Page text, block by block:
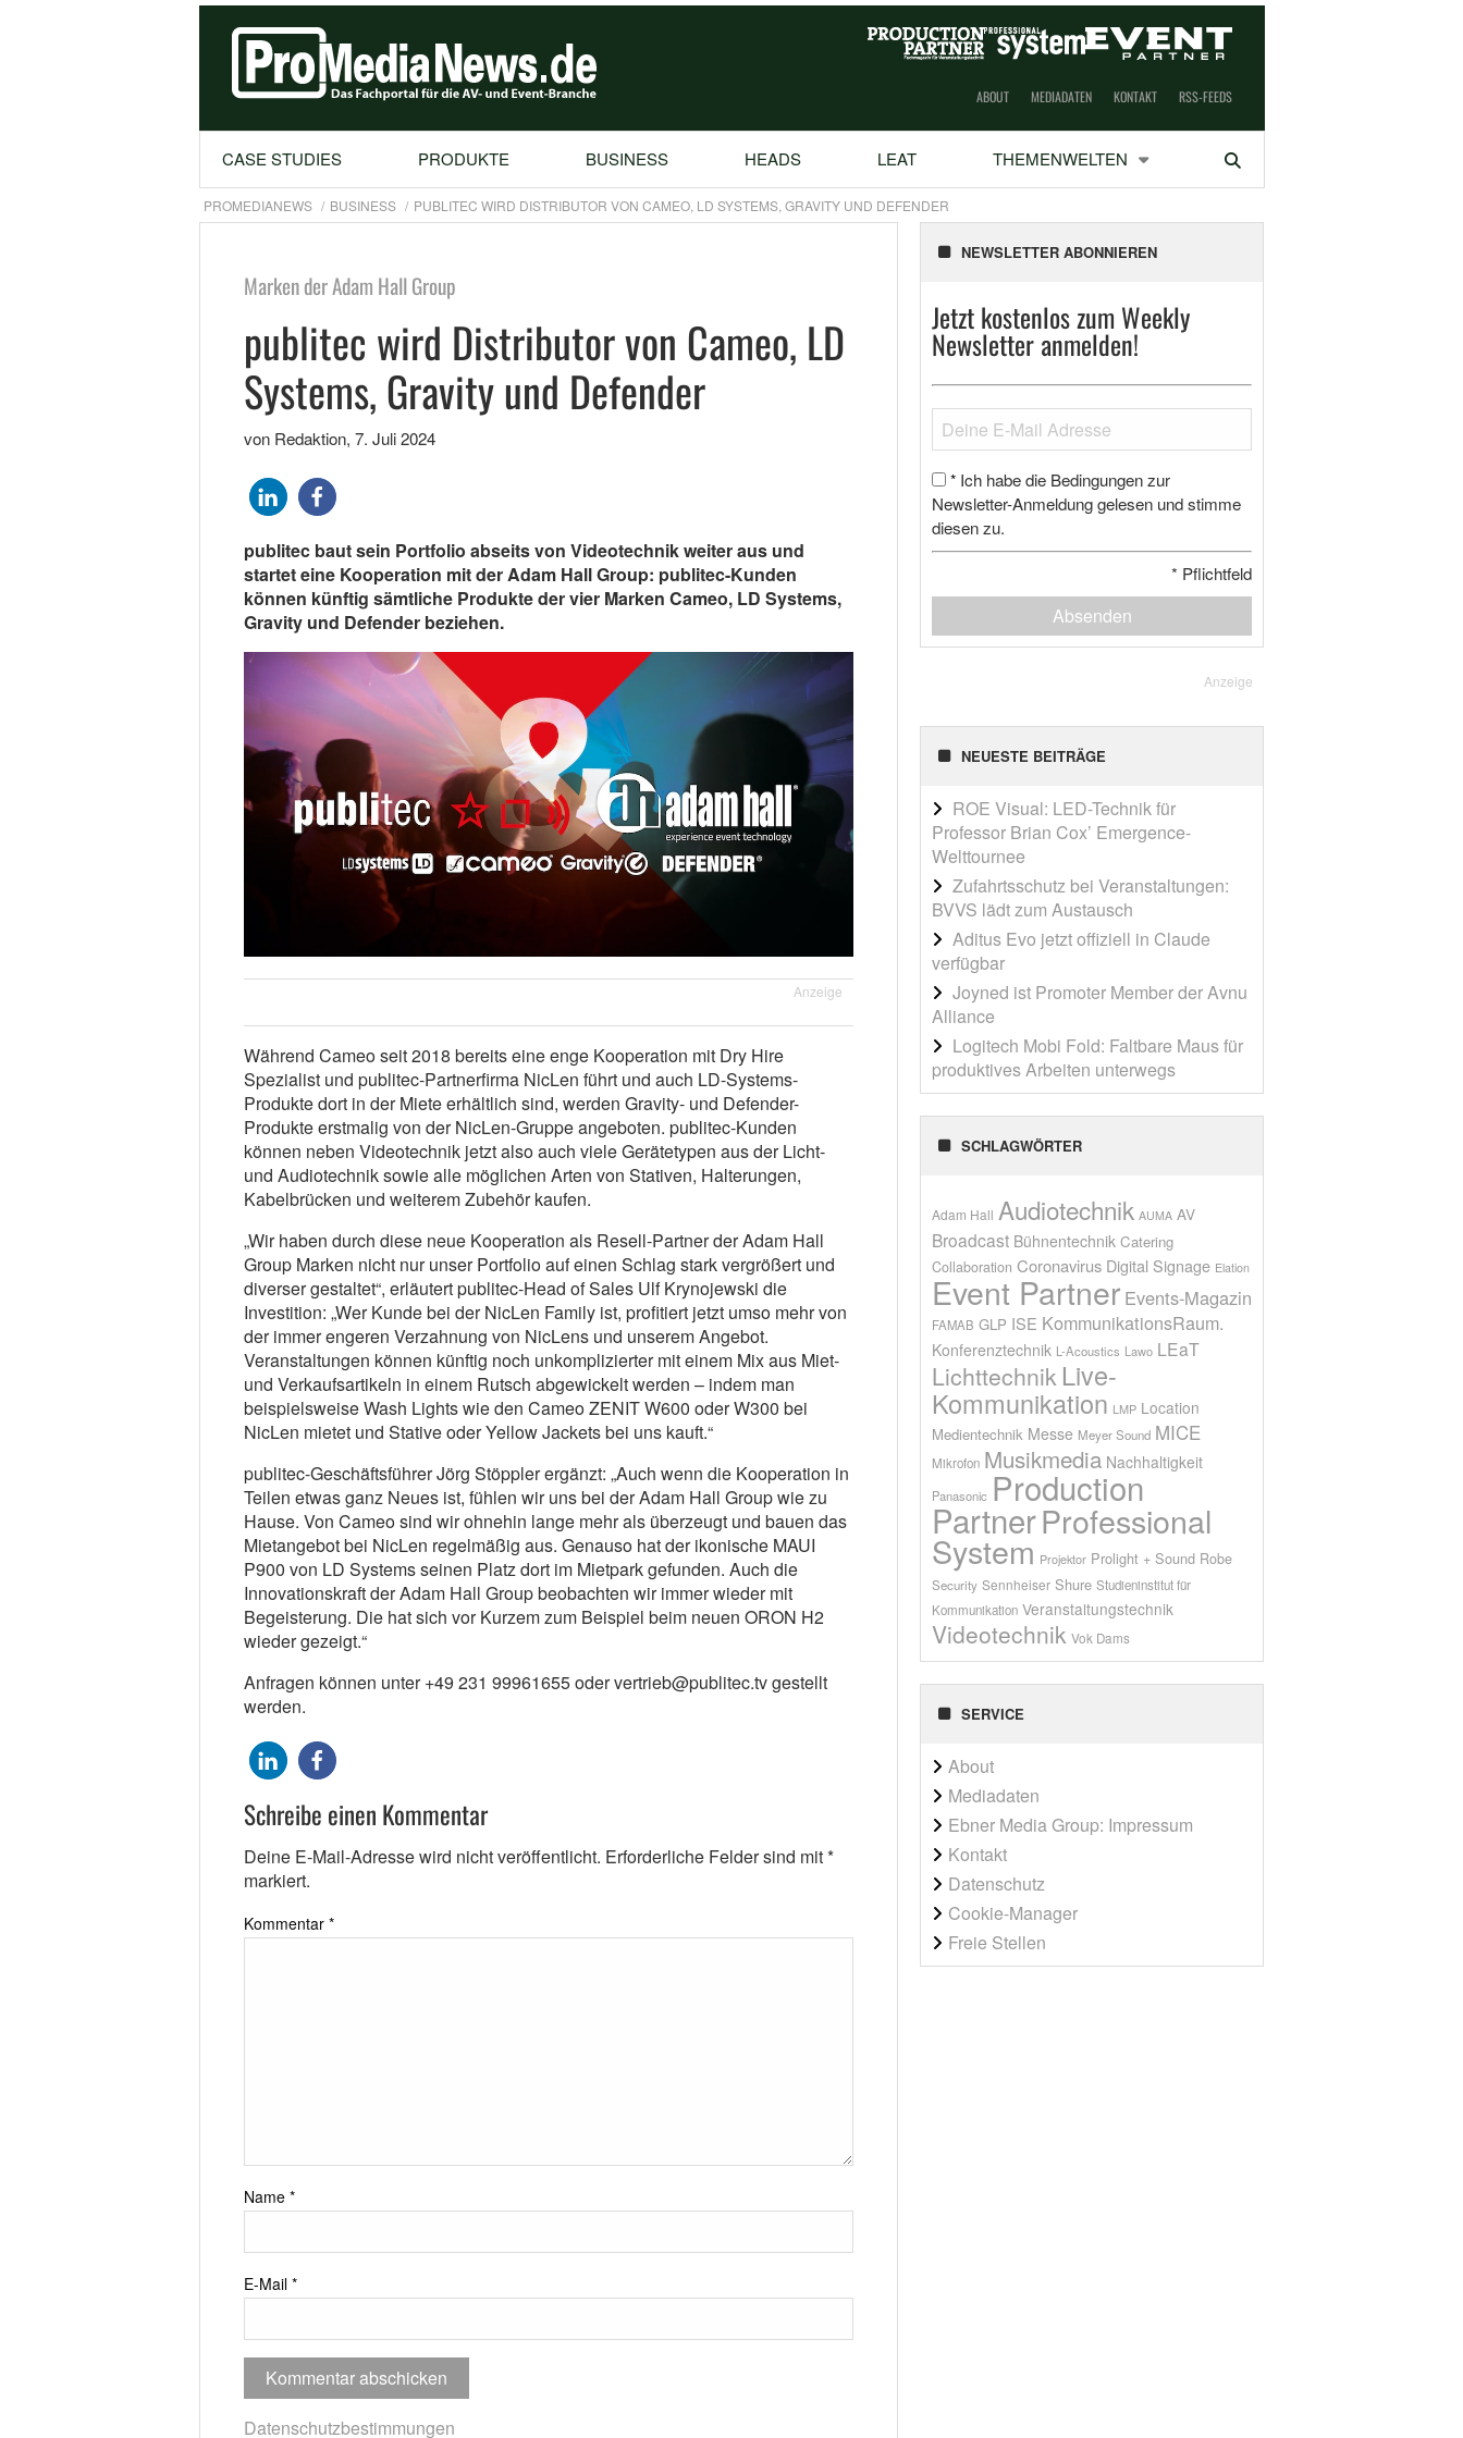
ABOUT MEDIADATEN KONTAKT RSS-FEEDS
CASE STUDIES PRODUKTE BUSINESS HEADS LEAT THEMENWELTEN Suchen
PROMEDIANEWS BUSINESS PUBLITEC WIRD DISTRIBUTOR VON CAMEO, LD SYSTEMS, GRAVITY UND DEFENDER
Marken der Adam Hall Group
publitec wird Distributor von Cameo, LD
Systems, Gravity und Defender
von Redaktion, 7. Juli 2024
publitec baut sein Portfolio abseits von Videotechnik weiter aus und
startet eine Kooperation mit der Adam Hall Group: publitec-Kunden
können künftig sämtliche Produkte der vier Marken Cameo, LD Systems,
Gravity und Defender beziehen.
Anzeige
Während Cameo seit 2018 bereits eine enge Kooperation mit Dry Hire
Spezialist und publitec-Partnerfirma NicLen führt und auch LD-Systems-
Produkte dort in der Miete erhältlich sind, werden Gravity- und Defender-
Produkte erstmalig von der NicLen-Gruppe angeboten. publitec-Kunden
können neben Videotechnik jetzt also auch viele Gerätetypen aus der Licht-
und Audiotechnik sowie alle möglichen Arten von Stativen, Halterungen,
Kabelbrücken und weiterem Zubehör kaufen.
„Wir haben durch diese neue Kooperation als Resell-Partner der Adam Hall
Group Marken nicht nur unser Portfolio auf einen Schlag stark vergrößert und
diverser gestaltet“, erläutert publitec-Head of Sales Ulf Krynojewski die
Investition: „Wer Kunde bei der NicLen Family ist, profitiert jetzt umso mehr von
der immer engeren Verzahnung von NicLens und unserem Angebot.
Veranstaltungen können künftig noch unkomplizierter mit einem Mix aus Miet-
und Verkaufsartikeln in einem Rutsch abgewickelt werden – indem man
beispielsweise Wash Lights wie den Cameo ZENIT W600 oder W300 bei
NicLen mietet und Stative oder Yellow Jackets bei uns kauft.“
publitec-Geschäftsführer Jörg Stöppler ergänzt: „Auch wenn die Kooperation in
Teilen etwas ganz Neues ist, fühlen wir uns bei der Adam Hall Group wie zu
Hause. Von Cameo sind wir ohnehin lange mehr als überzeugt und bauen das
Mietangebot bei NicLen regelmäßig aus. Genauso hat der ikonische MAUI
P900 von LD Systems seinen Platz dort im Mietpark gefunden. Auch die
Innovationskraft der Adam Hall Group beobachten wir immer wieder mit
Begeisterung. Die hat sich vor Kurzem zum Beispiel beim neuen ORON H2
wieder gezeigt.“
Anfragen können unter +49 231 99961655 oder vertrieb@publitec.tv gestellt
werden.
Schreibe einen Kommentar
Deine E-Mail-Adresse wird nicht veröffentlicht. Erforderliche Felder sind mit*
markiert.
Kommentar *
Name *
E-Mail *
Datenschutzbestimmungen
NEWSLETTER ABONNIEREN
Jetzt kostenlos zum Weekly
Newsletter anmelden!
* Ich habe die Bedingungen zur
Newsletter-Anmeldung gelesen und stimme
diesen zu.
* Pflichtfeld
Absenden
Anzeige
NEUESTE BEITRÄGE
ROE Visual: LED-Technik für
Professor Brian Cox’ Emergence-
Welttournee
Zufahrtsschutz bei Veranstaltungen:
BVVS lädt zum Austausch
Aditus Evo jetzt offiziell in Claude
verfügbar
Joyned ist Promoter Member der Avnu
Alliance
Logitech Mobi Fold: Faltbare Maus für
produktives Arbeiten unterwegs
SCHLAGWÖRTER
Adam Hall Audiotechnik AUMA AV
Broadcast Bühnentechnik Catering
Collaboration Coronavirus Digital Signage Elation
Event Partner Events-Magazin
FAMAB GLP ISE KommunikationsRaum.
Konferenztechnik L-Acoustics Lawo LEaT
Lichttechnik Live-
Kommunikation LMP Location
Medientechnik Messe Meyer Sound MICE
Mikrofon Musikmedia Nachhaltigkeit
Panasonic Production
PartnerProfessional
System Projektor Prolight + Sound Robe
Security Sennheiser Shure Studieninstitut für
Kommunikation Veranstaltungstechnik
Videotechnik Vok Dams
SERVICE
About
Mediadaten
Ebner Media Group: Impressum
Kontakt
Datenschutz
Cookie-Manager
Freie Stellen